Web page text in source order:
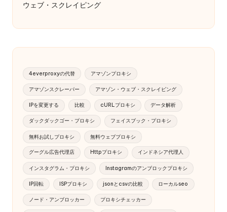
ウェブ・スクレイピング
4everproxyの代替 アマゾンプロキシ
アマゾンスクレーパー アマゾン・ウェブ・スクレイピング
IPを変更する 比較 cURLプロキシ データ解析
ダックダックゴー・プロキシ フェイスブック・プロキシ
無料お試しプロキシ 無料ウェブプロキシ
グーグル広告代理店 Httpプロキシ インドネシア代理人
インスタグラム・プロキシ Instagramのアンブロックプロキシ
IP回転 ISPプロキシ jsonとcsvの比較 ローカルseo
ノード・アンブロッカー プロキシチェッカー